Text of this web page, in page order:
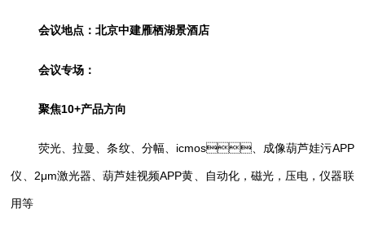
会议地点：北京中建雁栖湖景酒店
会议专场：
聚焦10+产品方向
荧光、拉曼、条纹、分幅、icmos、成像葫芦娃污APP
仪、2μm激光器、葫芦娃视频APP黄、自动化，磁光，压电，仪器联
用等